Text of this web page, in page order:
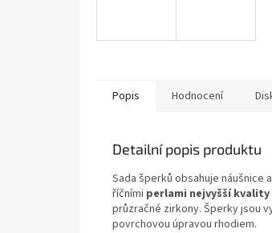
Popis Hodnocení
Detailní popis produktu
Sada šperků obsahuje
říčními perlami nejvyšší kvality
průzračné zirkony. Šperky jsou
povrchovou úpravou rhodiem.